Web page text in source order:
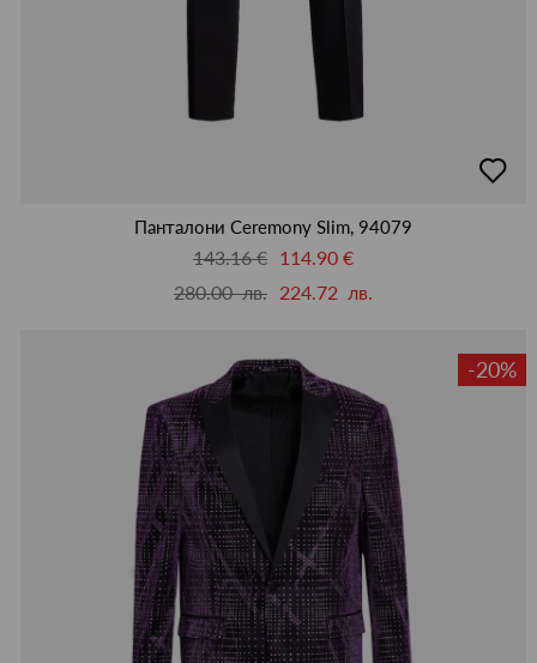
в
Панталони Ceremony Slim, 94079
143.16 € 114.90 €
280.00 лв. 224.72 лв.
-20%